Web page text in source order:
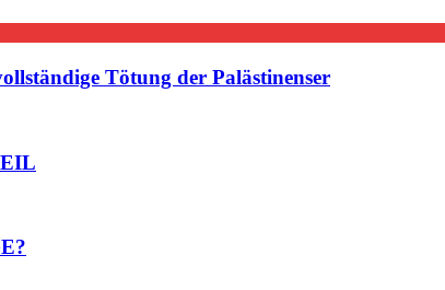
Tötung der Palästinenser